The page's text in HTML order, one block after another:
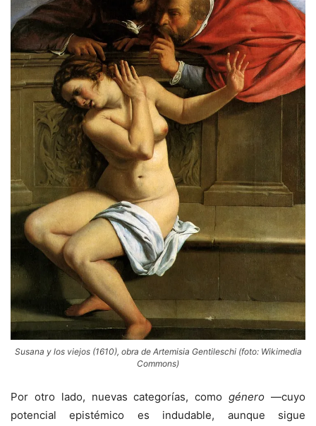
Susana y los viejos (1610), obra de Artemisia Gentileschi (foto: Wikimedia
Commons)
Por otro lado, nuevas categorías, comogénero—cuyo
potencial epistémico es indudable, aunque sigue